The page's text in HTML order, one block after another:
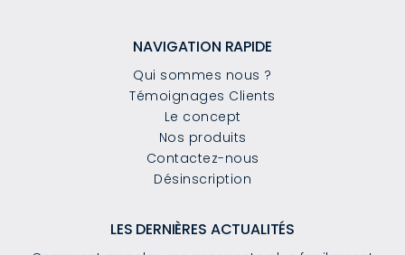
NAVIGATION RAPIDE
Qui sommes nous ?
Témoignages Clients
Le concept
Nos produits
Contactez-nous
Désinscription
LES DERNIÈRES ACTUALITÉS